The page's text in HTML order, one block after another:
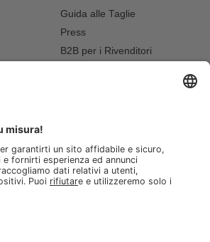
Guida alle Taglie
Press
B2B per i Rivenditori